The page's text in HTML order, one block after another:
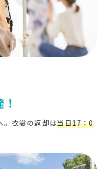
。衣裳の返却は当日17：0